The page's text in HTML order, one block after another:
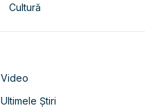
Cultură
Video
Ultimele Știri